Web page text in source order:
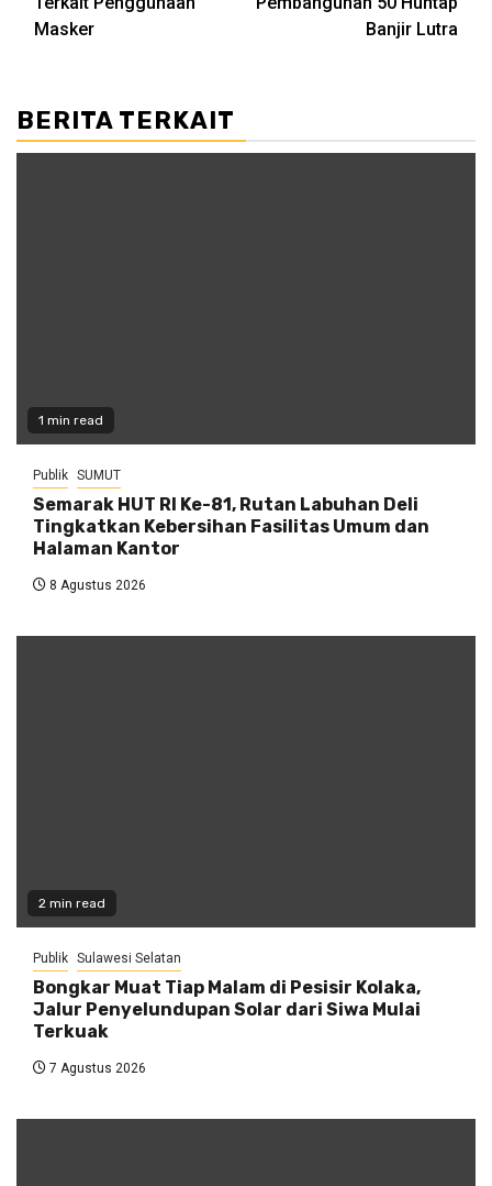
Masker
Banjir Lutra
BERITA TERKAIT
1 min read
Publik SUMUT
Semarak HUT RI Ke-81, Rutan Labuhan Deli
Tingkatkan Kebersihan Fasilitas Umum dan
Halaman Kantor
8 Agustus 2026
2 min read
Publik Sulawesi Selatan
Bongkar Muat Tiap Malam di Pesisir Kolaka,
Jalur Penyelundupan Solar dari Siwa Mulai
Terkuak
7 Agustus 2026